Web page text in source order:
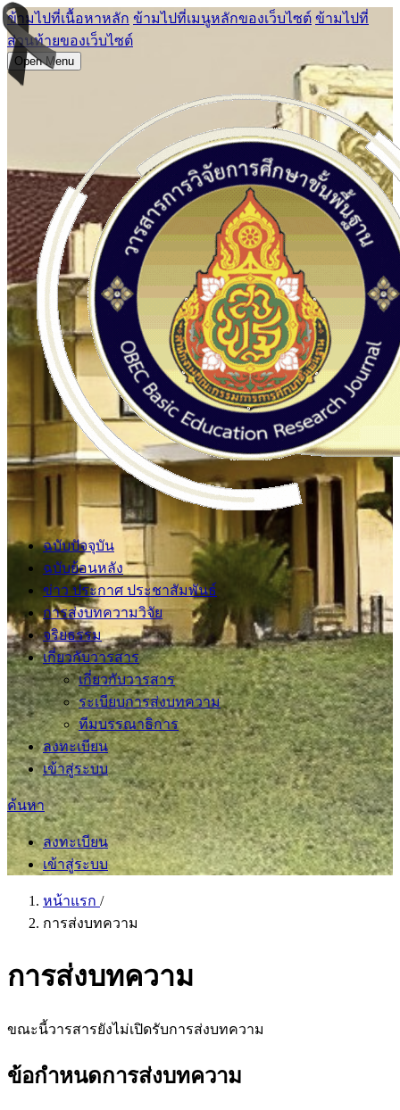
ข้ามไปที่เนื้อหาหลัก ข้ามไปที่เมนูหลักของเว็บไซต์ ข้ามไปที่
ส่วนท้ายของเว็บไซต์
Open Menu
ฉบับปัจจุบัน
ฉบับย้อนหลัง
ข่าว ประกาศ ประชาสัมพันธ์
การส่งบทความวิจัย
จริยธรรม
เกี่ยวกับวารสาร
เกี่ยวกับวารสาร
ระเบียบการส่งบทความ
ทีมบรรณาธิการ
ลงทะเบียน
เข้าสู่ระบบ
ค้นหา
ลงทะเบียน
เข้าสู่ระบบ
หน้าแรก /
การส่งบทความ
การส่งบทความ
ขณะนี้วารสารยังไม่เปิดรับการส่งบทความ
ข้อกำหนดการส่งบทความ